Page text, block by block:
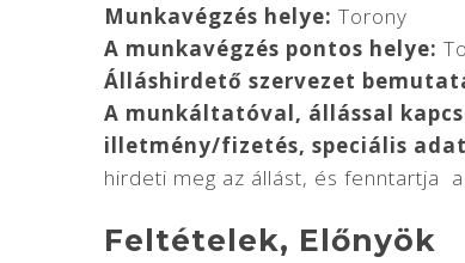
Munkavégzés helye: Torony
A munkavégzés pontos helye:
Álláshirdető szervezet
A munkáltatóval, állással
illetmény/fizetés, speciális
hirdeti meg az állást, és fenntartja
Feltételek, Előnyök